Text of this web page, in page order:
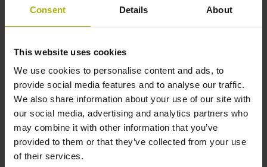
Consent Details About
This website uses cookies
We use cookies to personalise content and ads, to
provide social media features and to analyse our traffic.
We also share information about your use of our site with
our social media, advertising and analytics partners who
may combine it with other information that you’ve
provided to them or that they’ve collected from your use
of their services.
besonders interessant für die Positionsmessung an
EQI 1134 mit induktiver Abtastung ist ein von
HEIDENHAIN selbst entwickelter neuer ASIC mit 180-
Nanometer-Technologie, der für industrielle
Anwendungen die perfekte Kombination aus
Miniaturisierung, Robustheit und Ausfallsicherheit
bietet. Ein weiteres Highlight und ein komplett neuer
Ansatz für einen Sensor-ASIC ist der